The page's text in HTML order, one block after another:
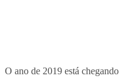
O ano de 2019 está